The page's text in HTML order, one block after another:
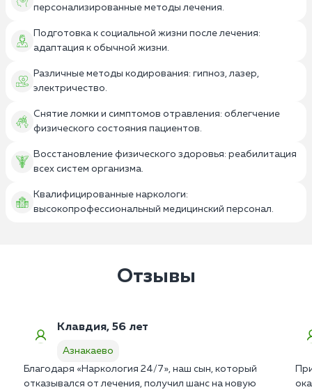
персонализированные методы лечения.
Подготовка к социальной жизни после лечения:
адаптация к обычной жизни.
Различные методы кодирования: гипноз, лазер,
электричество.
Снятие ломки и симптомов отравления: облегчение
физического состояния пациентов.
Восстановление физического здоровья: реабилитация
всех систем организма.
Квалифицированные наркологи:
высокопрофессиональный медицинский персонал.
Отзывы
Клавдия, 56 лет
Азнакаево
Благодаря «Наркология 24/7», наш сын, который
отказывался от лечения, получил шанс на новую